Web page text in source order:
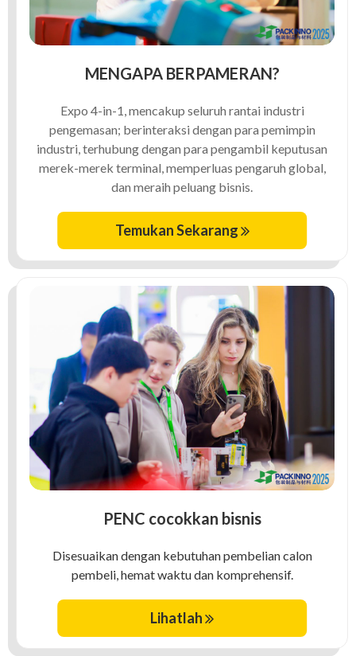
MENGAPA BERPAMERAN?
Expo 4-in-1, mencakup seluruh rantai industri
pengemasan; berinteraksi dengan para pemimpin
industri, terhubung dengan para pengambil keputusan
merek-merek terminal, memperluas pengaruh global,
dan meraih peluang bisnis.
Temukan Sekarang
PENC cocokkan bisnis
Disesuaikan dengan kebutuhan pembelian calon
pembeli, hemat waktu dan komprehensif.
Lihatlah